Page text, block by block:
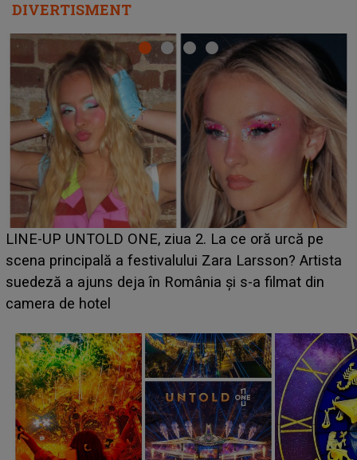
DIVERTISMENT
Ce a dezvăluit noua concurentă din "Casa Iubirii" l-a
luat prin surprindere pe Emanuel. CINE ESTE
BĂIATUL VIZAT de Alexandra?! Aflându-se în fața
faptului împlinit, A RECUNOSCUT IMEDIAT: "Am